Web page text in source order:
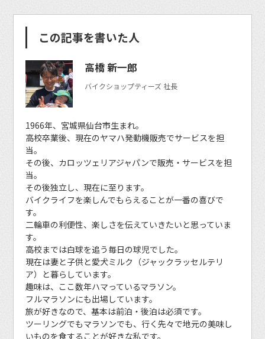
この記事を書いた人
高橋 新一郎
バイクショップティーズ 社長
1966年、宮城県仙台市生まれ。
高校卒業後、現在のヤマハ発動機販売でサービスを担
当。
その後、カロッツェリアジャパンで販売・サービスを担
当。
その後独立し、現在に至ります。
バイクライフを楽しんでもらえることが一番の喜びで
す。
二輪車の利便性、楽しさを伝えていきたいと思っていま
す。
高校までは白球を追う毎日の球児でした。
現在は妻と子供と愛犬ミルク（ジャックラッセルテリ
ア）と暮らしています。
趣味は、ここ数年ハマっているマラソン。
フルマラソンにも出場しています。
旅が好きなので、基本は前泊・後泊は必須です。
ツーリングでもマラソンでも、行く先々で地元の美味し
いものを食することが好きな私です。